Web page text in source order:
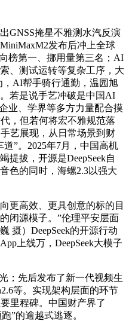
掩星不雅测水汽反演
发布后冲上全球
榜第一、挪用量第三名；AI
、测试运转等复杂工序，大
，AI帮手骑行通勤，温园旭
若是说手艺冲破是中国AI
业、学界等多方力量配合摸
，但若何将宏不雅规范落
艺展现，从日常场景到财
”。2025年7月，中国高机
提拔，开源是DeepSeek自
色的同时，海螺2.3以强大
高效、更具创意的标的目
闭源模子。”伦理平安层面
摄）DeepSeek的开源行动
上线万，DeepSeek大模子
先后发布了新一代视频生
等。实现架构层面的环节
里程碑。中国财产界了
”的逾越式逃逐。